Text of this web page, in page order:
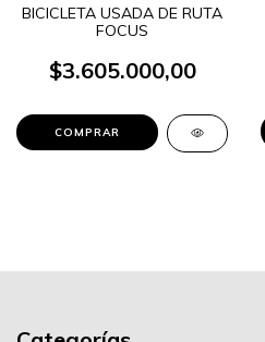
BICICLETA USADA DE RUTA
FOCUS
$3.605.000,00
COMPRAR